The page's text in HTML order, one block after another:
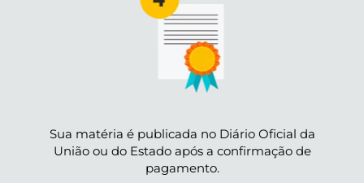
Sua matéria é publicada no Diário Oficial da
União ou do Estado após a confirmação de
pagamento.